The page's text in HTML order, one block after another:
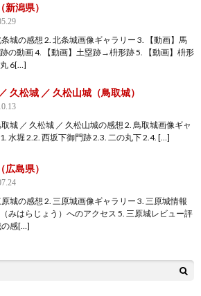
新潟県）
条城の感想 2. 北条城画像ギャラリー 3. 【動画】馬
の動画 4. 【動画】土塁跡→枡形跡 5. 【動画】枡形
6[…]
久松城 ／ 久松山城（鳥取城）
取城 ／ 久松城 ／ 久松山城の感想 2. 鳥取城画像ギャ
水堀 2.2. 西坂下御門跡 2.3. 二の丸下 2.4. […]
広島県）
原城の感想 2. 三原城画像ギャラリー 3. 三原城情報
みはらじょう）へのアクセス 5. 三原城レビュー評
の感[…]